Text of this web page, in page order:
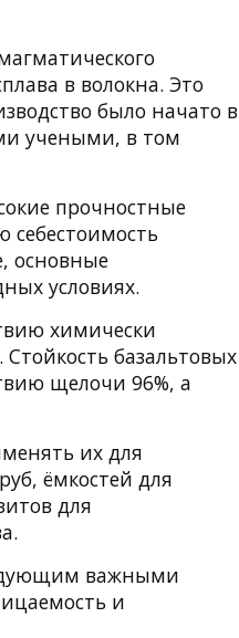
в волокна. Это
было начато в
учеными, в том
прочностные
себестоимость
основные
условиях.
химически
базальтовых
щелочи 96%, а
их для
ёмкостей для
для
важными
и